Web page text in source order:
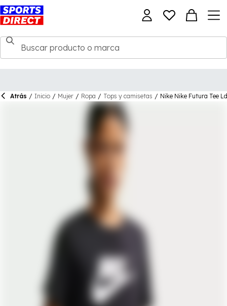
Atrás / Inicio / Mujer / Ropa / Tops y camisetas / Nike Nike Futura Tee